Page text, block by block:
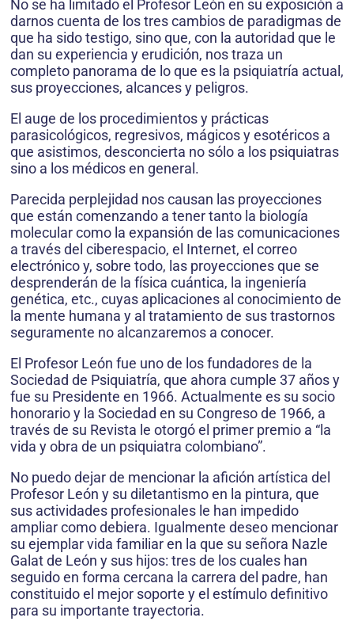
No se ha limitado el Profesor León en su exposición a
darnos cuenta de los tres cambios de paradigmas de
que ha sido testigo, sino que, con la autoridad que le
dan su experiencia y erudición, nos traza un
completo panorama de lo que es la psiquiatría actual,
sus proyecciones, alcances y peligros.
El auge de los procedimientos y prácticas
parasicológicos, regresivos, mágicos y esotéricos a
que asistimos, desconcierta no sólo a los psiquiatras
sino a los médicos en general.
Parecida perplejidad nos causan las proyecciones
que están comenzando a tener tanto la biología
molecular como la expansión de las comunicaciones
a través del ciberespacio, el Internet, el correo
electrónico y, sobre todo, las proyecciones que se
desprenderán de la física cuántica, la ingeniería
genética, etc., cuyas aplicaciones al conocimiento de
la mente humana y al tratamiento de sus trastornos
seguramente no alcanzaremos a conocer.
El Profesor León fue uno de los fundadores de la
Sociedad de Psiquiatría, que ahora cumple 37 años y
fue su Presidente en 1966. Actualmente es su socio
honorario y la Sociedad en su Congreso de 1966, a
través de su Revista le otorgó el primer premio a “la
vida y obra de un psiquiatra colombiano”.
No puedo dejar de mencionar la afición artística del
Profesor León y su diletantismo en la pintura, que
sus actividades profesionales le han impedido
ampliar como debiera. Igualmente deseo mencionar
su ejemplar vida familiar en la que su señora Nazle
Galat de León y sus hijos: tres de los cuales han
seguido en forma cercana la carrera del padre, han
constituido el mejor soporte y el estímulo definitivo
para su importante trayectoria.